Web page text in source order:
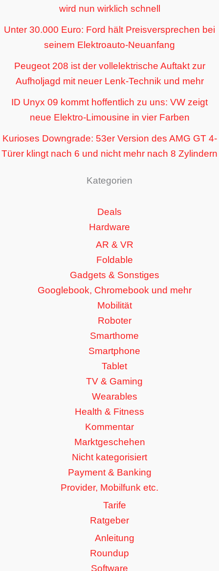
wird nun wirklich schnell
Unter 30.000 Euro: Ford hält Preisversprechen bei
seinem Elektroauto-Neuanfang
Peugeot 208 ist der vollelektrische Auftakt zur
Aufholjagd mit neuer Lenk-Technik und mehr
ID Unyx 09 kommt hoffentlich zu uns: VW zeigt
neue Elektro-Limousine in vier Farben
Kurioses Downgrade: 53er Version des AMG GT 4-
Türer klingt nach 6 und nicht mehr nach 8 Zylindern
Kategorien
Deals
Hardware
AR & VR
Foldable
Gadgets & Sonstiges
Googlebook, Chromebook und mehr
Mobilität
Roboter
Smarthome
Smartphone
Tablet
TV & Gaming
Wearables
Health & Fitness
Kommentar
Marktgeschehen
Nicht kategorisiert
Payment & Banking
Provider, Mobilfunk etc.
Tarife
Ratgeber
Anleitung
Roundup
Software